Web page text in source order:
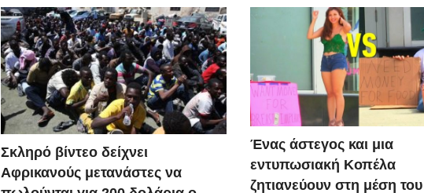
Σκληρό βίντεο δείχνει
Αφρικανούς μετανάστες να
Ένας άστεγος και μια
εντυπωσιακή Κοπέλα
ζητιανεύουν στη μέση του